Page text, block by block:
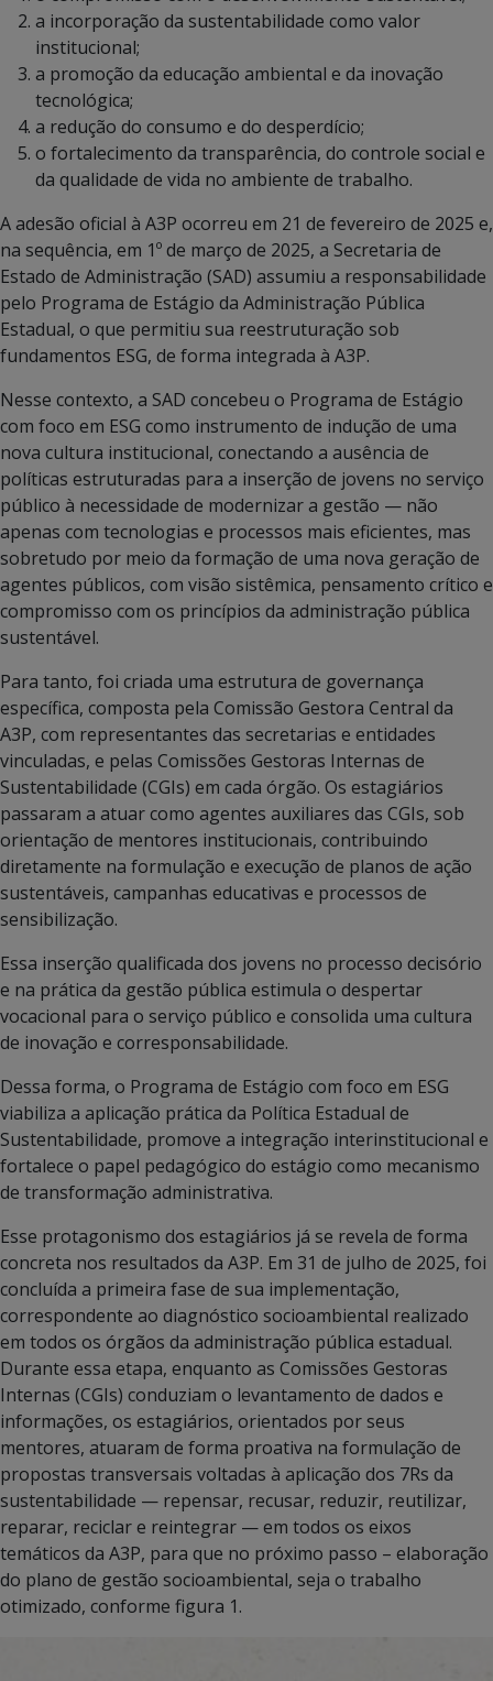
a incorporação da sustentabilidade como valor
institucional;
a promoção da educação ambiental e da inovação
tecnológica;
a redução do consumo e do desperdício;
o fortalecimento da transparência, do controle social e
da qualidade de vida no ambiente de trabalho.
A adesão oficial à A3P ocorreu em 21 de fevereiro de 2025 e,
na sequência, em 1º de março de 2025, a Secretaria de
Estado de Administração (SAD) assumiu a responsabilidade
pelo Programa de Estágio da Administração Pública
Estadual, o que permitiu sua reestruturação sob
fundamentos ESG, de forma integrada à A3P.
Nesse contexto, a SAD concebeu o Programa de Estágio
com foco em ESG como instrumento de indução de uma
nova cultura institucional, conectando a ausência de
políticas estruturadas para a inserção de jovens no serviço
público à necessidade de modernizar a gestão — não
apenas com tecnologias e processos mais eficientes, mas
sobretudo por meio da formação de uma nova geração de
agentes públicos, com visão sistêmica, pensamento crítico e
compromisso com os princípios da administração pública
sustentável.
Para tanto, foi criada uma estrutura de governança
específica, composta pela Comissão Gestora Central da
A3P, com representantes das secretarias e entidades
vinculadas, e pelas Comissões Gestoras Internas de
Sustentabilidade (CGIs) em cada órgão. Os estagiários
passaram a atuar como agentes auxiliares das CGIs, sob
orientação de mentores institucionais, contribuindo
diretamente na formulação e execução de planos de ação
sustentáveis, campanhas educativas e processos de
sensibilização.
Essa inserção qualificada dos jovens no processo decisório
e na prática da gestão pública estimula o despertar
vocacional para o serviço público e consolida uma cultura
de inovação e corresponsabilidade.
Dessa forma, o Programa de Estágio com foco em ESG
viabiliza a aplicação prática da Política Estadual de
Sustentabilidade, promove a integração interinstitucional e
fortalece o papel pedagógico do estágio como mecanismo
de transformação administrativa.
Esse protagonismo dos estagiários já se revela de forma
concreta nos resultados da A3P. Em 31 de julho de 2025, foi
concluída a primeira fase de sua implementação,
correspondente ao diagnóstico socioambiental realizado
em todos os órgãos da administração pública estadual.
Durante essa etapa, enquanto as Comissões Gestoras
Internas (CGIs) conduziam o levantamento de dados e
informações, os estagiários, orientados por seus
mentores, atuaram de forma proativa na formulação de
propostas transversais voltadas à aplicação dos 7Rs da
sustentabilidade — repensar, recusar, reduzir, reutilizar,
reparar, reciclar e reintegrar — em todos os eixos
temáticos da A3P, para que no próximo passo – elaboração
do plano de gestão socioambiental, seja o trabalho
otimizado, conforme figura 1.